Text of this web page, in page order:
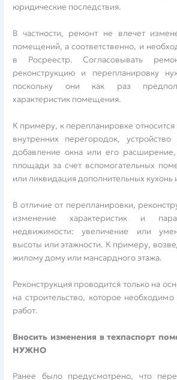
юридические последствия.
В частности, ремонт не влечет
помещений, а соответственно, и
в Росреестр. Согласовывать
реконструкцию и перепланировку
поскольку они как раз
характеристик помещения.
К примеру, к перепланировке
внутренних перегородок,
добавление окна или его
площади за счет вспомогательных
или ликвидация дополнительных кухонь
В отличие от перепланировки,
изменение характеристик и
недвижимости: увеличение или
высоты или этажности. К примеру,
жилому дому или мансардного этажа.
Реконструкция проводится только на
на строительство, которое
работ.
Вносить изменения в техпаспорт
НУЖНО
Ранее было предусмотрено, что